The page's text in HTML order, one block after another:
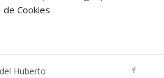
de Cookies
Huberto